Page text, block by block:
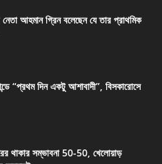
নেতা আহমান গ্রিন বলেছেন যে তার প্রাথমিক
“প্রথম দিন একটু আশাবাদী”, বিসকারোসে
থাকার সম্ভাবনা 50-50, খেলোয়াড়